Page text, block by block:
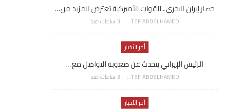
حصار إيران البحري.. القوات الأميركية تعترض المزيد من…
AWATEF ABDELHAMED 3 ساعات منذ
أخر الأخبار
الرئيس الإيراني يتحدث عن صعوبة التواصل مع…
AWATEF ABDELHAMED 3 ساعات منذ
أخر الأخبار